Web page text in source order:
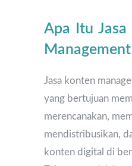
Apa Itu Jasa
Management
Jasa konten
yang bertujuan
merencanakan,
mendistribusikan,
konten digital di